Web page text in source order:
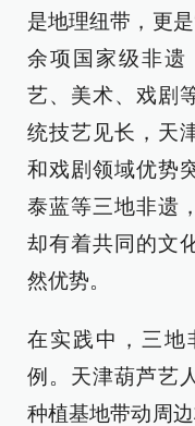
是地理纽带，更
余项国家级非遗
艺、美术、戏剧
统技艺见长，天
和戏剧领域优势
泰蓝等三地非遗
却有着共同的文
然优势。
在实践中，三地
例。天津葫芦艺
种植基地带动周